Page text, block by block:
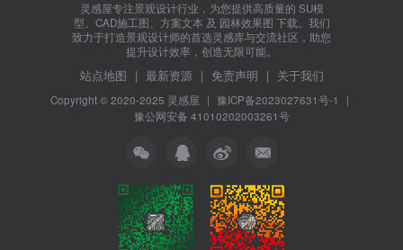
灵感屋专注景观设计行业，为您提供高质量的 SU模
型、CAD施工图、方案文本 及 园林效果图 下载。我们
致力于打造景观设计师的首选灵感库与交流社区，助您
提升设计效率，创造无限可能。
站点地图 | 最新资源 | 免责声明 | 关于我们
Copyright © 2020-2025 灵感屋 | 豫ICP备2023027631号-1
|
豫公网安备 41010202003261号